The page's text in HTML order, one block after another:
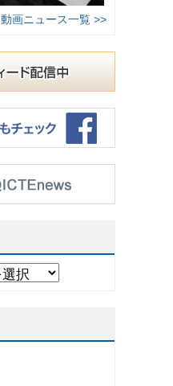
動画ニュース一覧 >>